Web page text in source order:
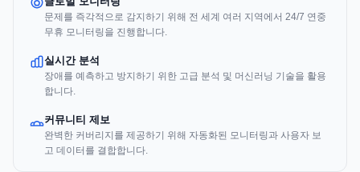
문제를 즉각적으로 감지하기 위해 전 세계 여러 지역에서 24/7 연중
무휴 모니터링을 진행합니다.
실시간 분석
장애를 예측하고 방지하기 위한 고급 분석 및 머신러닝 기술을 활용
합니다.
커뮤니티 제보
완벽한 커버리지를 제공하기 위해 자동화된 모니터링과 사용자 보
고 데이터를 결합합니다.